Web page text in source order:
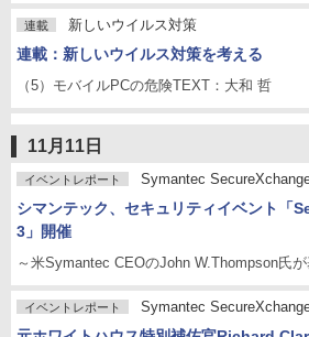
連載 新しいウイルス対策
連載：新しいウイルス対策を考える
（5）モバイルPCの危険TEXT：大和 哲
11月11日
イベントレポート Symantec
シマンテック、セキュリティイベント「
3」開催
～米Symantec CEOのJohn W.Thompson氏
イベントレポート Symantec